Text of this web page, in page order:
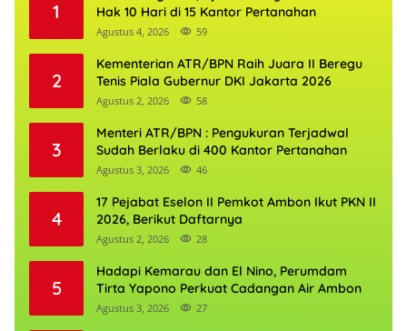
1
Hak 10 Hari di 15 Kantor Pertanahan
Agustus 4, 2026 59
2
Kementerian ATR/BPN Raih Juara II Beregu
Tenis Piala Gubernur DKI Jakarta 2026
Agustus 2, 2026 58
3
Menteri ATR/BPN : Pengukuran Terjadwal
Sudah Berlaku di 400 Kantor Pertanahan
Agustus 3, 2026 46
4
17 Pejabat Eselon II Pemkot Ambon Ikut PKN II
2026, Berikut Daftarnya
Agustus 2, 2026 28
5
Hadapi Kemarau dan El Nino, Perumdam
Tirta Yapono Perkuat Cadangan Air Ambon
Agustus 3, 2026 27